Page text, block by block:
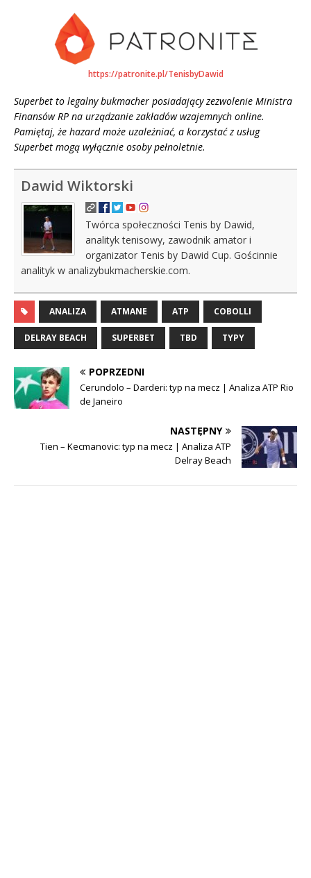
https://patronite.pl/TenisbyDawid
Superbet to legalny bukmacher posiadający zezwolenie Ministra
Finansów RP na urządzanie zakładów wzajemnych online.
Pamiętaj, że hazard może uzależniać, a korzystać z usług
Superbet mogą wyłącznie osoby pełnoletnie.
Dawid Wiktorski
Twórca społeczności Tenis by Dawid,
analityk tenisowy, zawodnik amator i
organizator Tenis by Dawid Cup. Gościnnie
analityk w analizybukmacherskie.com.
ANALIZA ATMANE ATP COBOLLI
DELRAY BEACH SUPERBET TBD TYPY
POPRZEDNI
Cerundolo – Darderi: typ na mecz | Analiza ATP Rio
de Janeiro
NASTĘPNY
Tien – Kecmanovic: typ na mecz | Analiza ATP
Delray Beach